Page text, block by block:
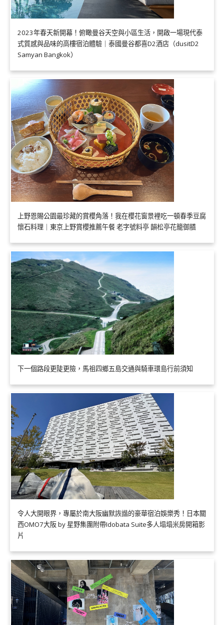
2023年春天新開幕！俯瞰曼谷天空與小區生活，開啟一場現代泰
式質感與品味的高樓宿泊體驗｜泰國曼谷都喜D2酒店（dusitD2
Samyan Bangkok）
上野恩賜公園最珍藏的賞櫻角落！我在櫻花窗景裡吃一頓春季豆腐
懷石料理｜東京上野賞櫻推薦午餐 老字號料亭 韻松亭花籠御膳
下一個路段更陡更險，馬祖四鄉五島交通與騎車環島行前須知
令人大開眼界，專屬於南大阪幽默詼諧的豪華宿泊娛樂秀！日本關
西OMO7大阪 by 星野集團附帶Idobata Suite多人塌塌米房開箱影
片